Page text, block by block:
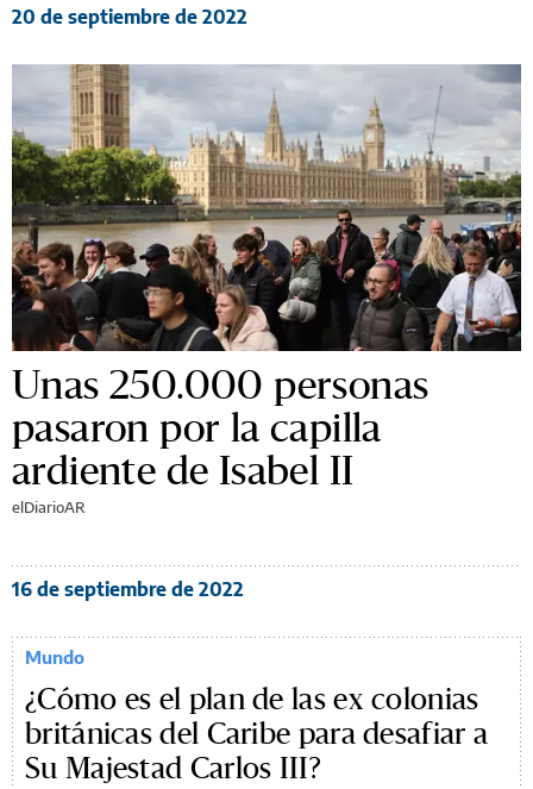
20 de septiembre de 2022
Unas 250.000 personas
pasaron por la capilla
ardiente de Isabel II
elDiarioAR
16 de septiembre de 2022
Mundo
¿Cómo es el plan de las ex colonias
británicas del Caribe para desafiar a
Su Majestad Carlos III?